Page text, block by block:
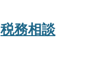
税務相談